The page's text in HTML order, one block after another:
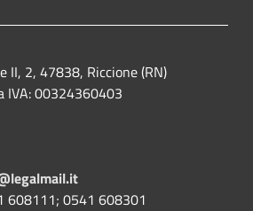
II, 2, 47838, Riccione (RN)
IVA: 00324360403
608111; 0541 608301